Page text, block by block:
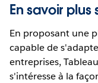
En savoir plus
En proposant une
capable de
entreprises,
s'intéresse à la